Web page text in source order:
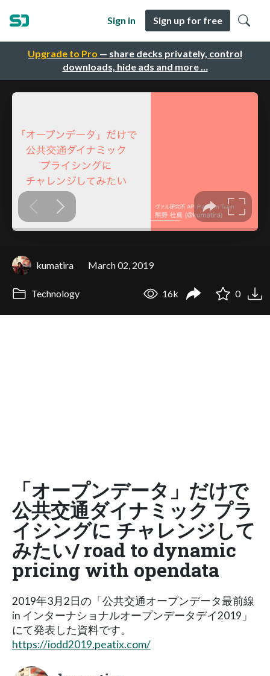
Upgrade to Pro — share decks privately, control
downloads, hide ads and more …
Sign in Sign up for free
kumatira March 02, 2019
Technology 16k 0
「オープンデータ」だけで
公共交通ダイナミック プラ
イシングに チャレンジして
みたい/ road to dynamic
pricing with opendata
2019年3月2日の「公共交通オープンデータ最前線
in インターナショナルオープンデータデイ2019」
にて発表した資料です。
https://iodd2019.peatix.com/